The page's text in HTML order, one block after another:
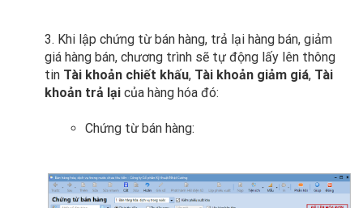
3. Khi lập chứng từ bán hàng, trả lại hàng bán, giảm
giá hàng bán, chương trình sẽ tự động lấy lên thông
tin Tài khoản chiết khấu, Tài khoản giảm giá, Tài
khoản trả lại của hàng hóa đó:
Chứng từ bán hàng: